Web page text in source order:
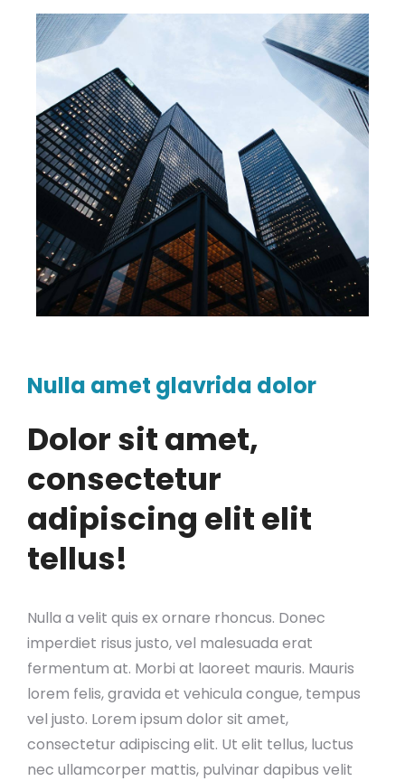
Nulla amet glavrida dolor
Dolor sit amet,
consectetur
adipiscing elit elit
tellus!
Nulla a velit quis ex ornare rhoncus. Donec
imperdiet risus justo, vel malesuada erat
fermentum at. Morbi at laoreet mauris. Mauris
lorem felis, gravida et vehicula congue, tempus
vel justo. Lorem ipsum dolor sit amet,
consectetur adipiscing elit. Ut elit tellus, luctus
nec ullamcorper mattis, pulvinar dapibus velit